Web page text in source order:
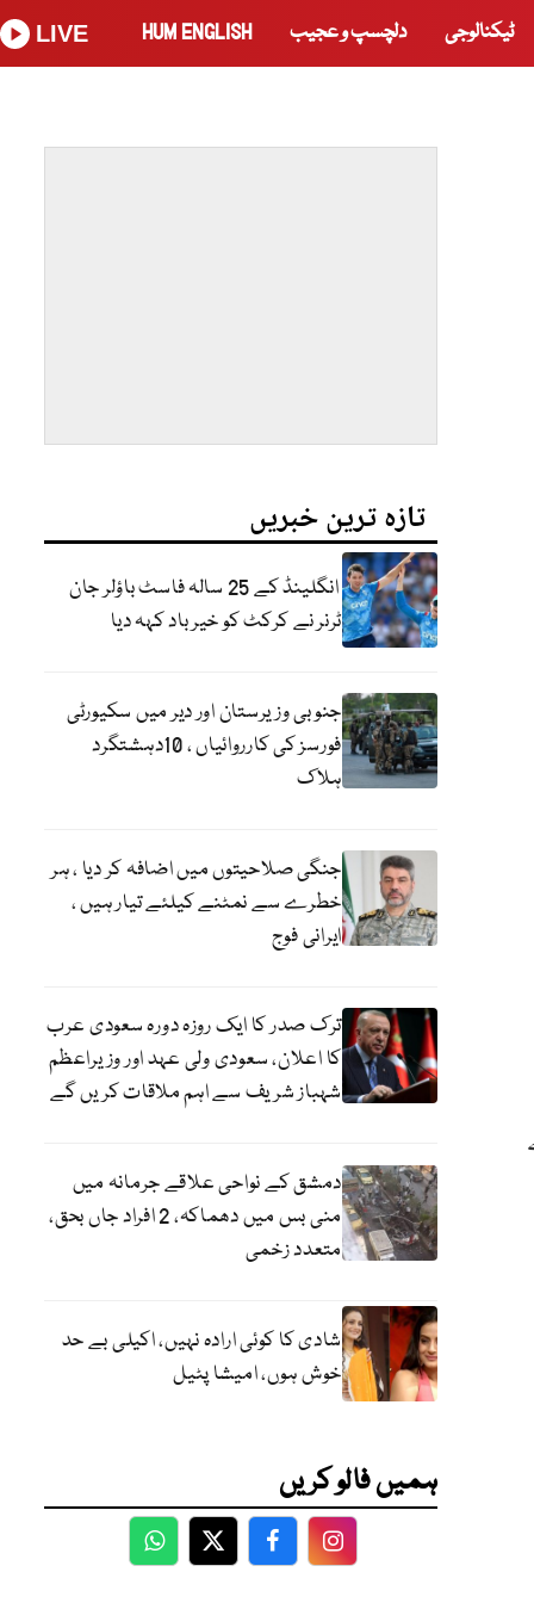
ٹیکنالوجی دلچسپ و عجیب HUM ENGLISH
LIVE
تازہ ترین خبریں
انگلینڈ کے 25 سالہ فاسٹ باؤلر جان
ٹرنر نے کرکٹ کو خیر باد کہہ دیا
جنوبی وزیرستان اور دیر میں سکیورٹی
فورسز کی کارروائیاں ، 10دہشتگرد
ہلاک
جنگی صلاحیتوں میں اضافہ کر دیا ، ہر
خطرے سے نمٹنے کیلئے تیار ہیں ،
ایرانی فوج
ترک صدر کا ایک روزہ دورہ سعودی عرب
کا اعلان، سعودی ولی عہد اور وزیراعظم
شہباز شریف سے اہم ملاقات کریں گے
دمشق کے نواحی علاقے جرمانہ میں
منی بس میں دھماکہ، 2 افراد جاں بحق،
متعدد زخمی
شادی کا کوئی ارادہ نہیں، اکیلی بے حد
خوش ہوں، امیشا پٹیل
ہمیں فالو کریں
WhatsApp
TwitterFacebookFacebook